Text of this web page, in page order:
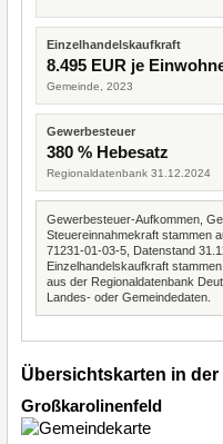
Einzelhandelskaufkraft
8.495 EUR je
Gemeinde, 2023
Gewerbesteuer
380 % Hebesatz
Regionaldatenbank 31.12.2024
Gewerbesteuer-Aufkommen,
Steuereinnahmekraft stammen
71231-01-03-5, Datenstand
Einzelhandelskaufkraft
aus der Regionaldatenbank
Landes- oder Gemeindedaten.
Übersichtskarten in der
Großkarolinenfeld